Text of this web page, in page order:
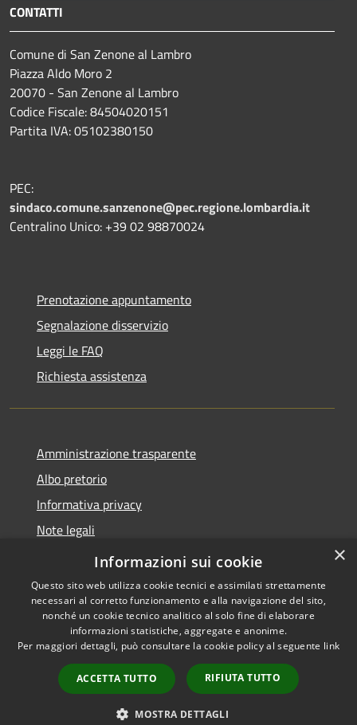
CONTATTI
Comune di San Zenone al Lambro
Piazza Aldo Moro 2
20070 - San Zenone al Lambro
Codice Fiscale: 84504020151
Partita IVA: 05102380150
PEC:
sindaco.comune.sanzenone@pec.regione.lombardia.it
Centralino Unico: +39 02 98870024
Prenotazione appuntamento
Segnalazione disservizio
Leggi le FAQ
Richiesta assistenza
Amministrazione trasparente
Albo pretorio
Informativa privacy
Note legali
Dichiarazione di accessibilità
Accessibilità
Copyright © 2026 • Comune di
San Zenone al Lambro •
Powered byMunicipium
Accesso redazione
×
Informazioni sui cookie
Questo sito web utilizza cookie tecnici e assimilati strettamente
necessari al corretto funzionamento e alla navigazione del sito,
nonché un cookie tecnico analitico al solo fine di elaborare
informazioni statistiche, aggregate e anonime.
Per maggiori dettagli, può consultare la cookie policy al seguente link
ACCETTA TUTTO RIFIUTA TUTTO
MOSTRA DETTAGLI